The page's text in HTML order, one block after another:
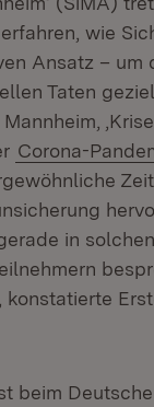
wie
Ansatz –
Taten
Corona-
in
konstatierte
beim